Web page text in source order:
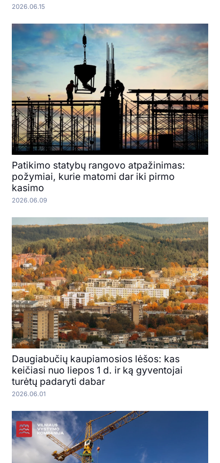
2026.06.15
Patikimo statybų rangovo atpažinimas:
požymiai, kurie matomi dar iki pirmo
kasimo
2026.06.09
Daugiabučių kaupiamosios lėšos: kas
keičiasi nuo liepos 1 d. ir ką gyventojai
turėtų padaryti dabar
2026.06.01